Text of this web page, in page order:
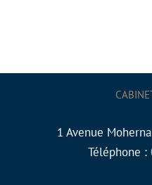
1 Avenue
Téléphone :